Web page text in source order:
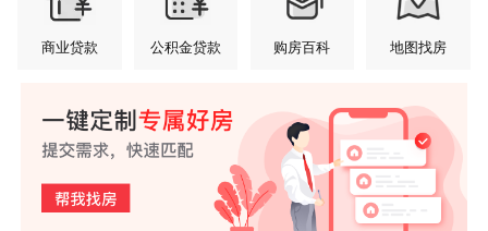
商业贷款 公积金贷款 购房百科 地图找房